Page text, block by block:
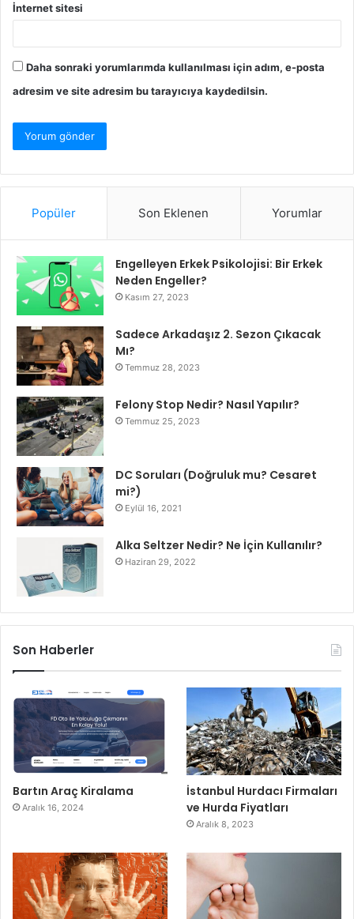
İnternet sitesi
Daha sonraki yorumlarımda kullanılması için adım, e-posta
adresim ve site adresim bu tarayıcıya kaydedilsin.
Popüler Son Eklenen Yorumlar
Engelleyen Erkek Psikolojisi: Bir Erkek
Neden Engeller?
Kasım 27, 2023
Sadece Arkadaşız 2. Sezon Çıkacak
Mı?
Temmuz 28, 2023
Felony Stop Nedir? Nasıl Yapılır?
Temmuz 25, 2023
DC Soruları (Doğruluk mu? Cesaret
mi?)
Eylül 16, 2021
Alka Seltzer Nedir? Ne İçin Kullanılır?
Haziran 29, 2022
Son Haberler
Bartın Araç Kiralama
Aralık 16, 2024
İstanbul Hurdacı Firmaları
ve Hurda Fiyatları
Aralık 8, 2023